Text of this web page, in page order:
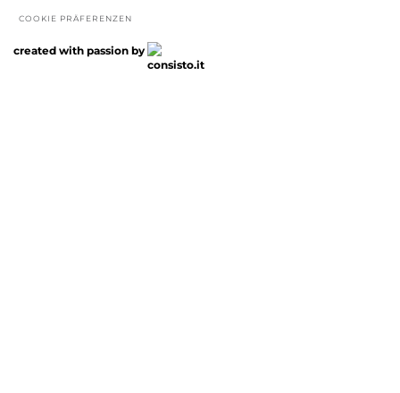
COOKIE PRÄFERENZEN
created with passion by